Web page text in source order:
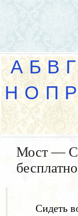
А Б В Г
Н О П Р
Мост —
бесплатно
Сидеть